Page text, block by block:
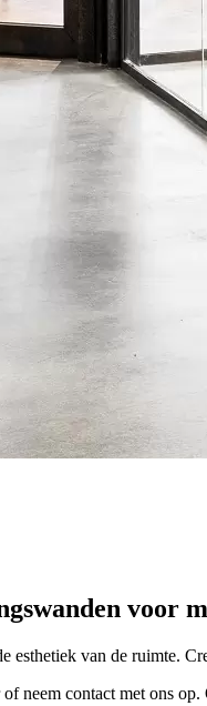
voor
esthetiek van de ruimte.
neem contact met ons